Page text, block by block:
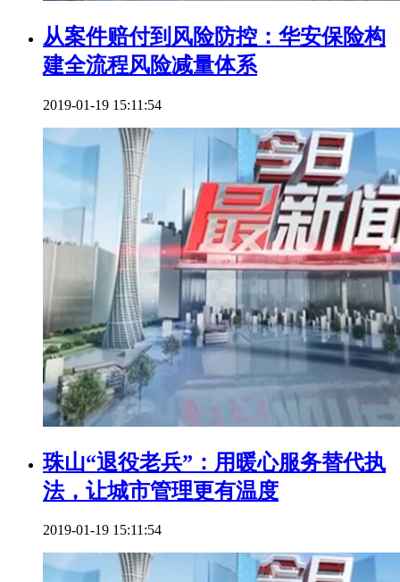
从案件赔付到风险防控：华安保险构
建全流程风险减量体系
2019-01-19 15:11:54
珠山“退役老兵”：用暖心服务替代执
法，让城市管理更有温度
2019-01-19 15:11:54